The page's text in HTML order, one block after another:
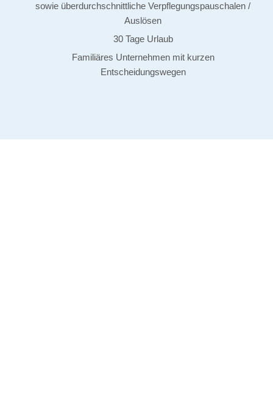
sowie überdurchschnittliche Verpflegungspauschalen /
Auslösen
30 Tage Urlaub
Familiäres Unternehmen mit kurzen
Entscheidungswegen